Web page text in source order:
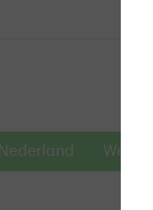
Nederland